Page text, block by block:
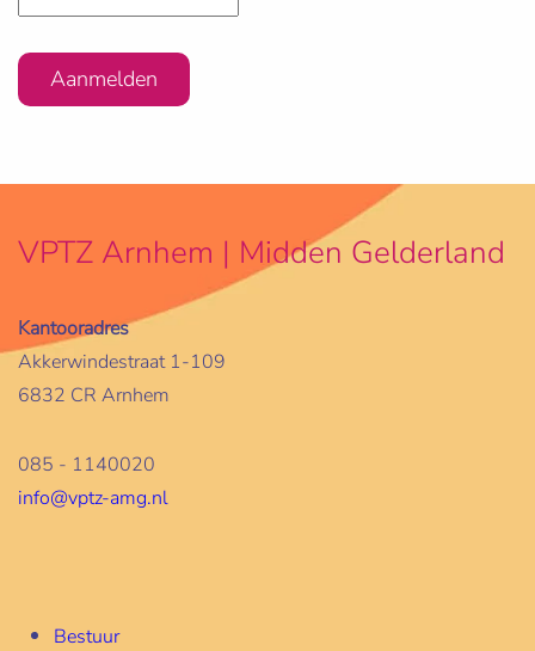
VPTZ Arnhem | Midden Gelderland
Kantooradres
Akkerwindestraat 1-109
6832 CR Arnhem
085 - 1140020
info@vptz-amg.nl
Bestuur